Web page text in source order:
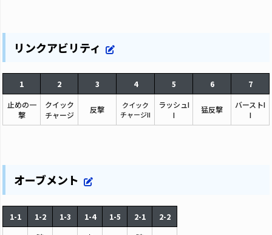
リンクアビリティ
1 2 3 4 5 6
7
止めの一
撃
クイック
チャージ
反撃
クイック
チャージII
ラッシュI
I
猛反撃
バーストI
I
オーブメント
1-1 1-2 1-3 1-4 1-5 2-1
2-2